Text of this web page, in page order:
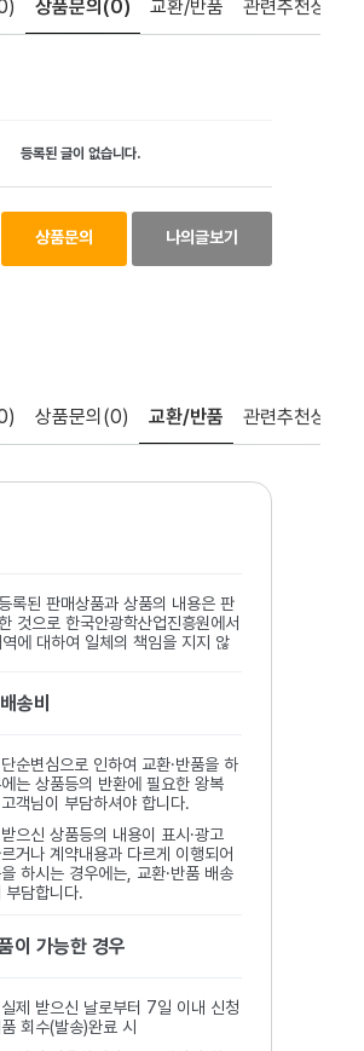
상품문의 (0) 교환/반품 관련추천상품
등록된 글이 없습니다.
상품문의 나의글보기
상품문의 (0) 교환/반품 관련추천상품
록된 판매상품과 상품의 내용은 판
것으로 한국안광학산업진흥원에서
에 대하여 일체의 책임을 지지 않
송비
순변심으로 인하여 교환·반품을 하
는 상품등의 반환에 필요한 왕복
객님이 부담하셔야 합니다.
으신 상품등의 내용이 표시·광고
거나 계약내용과 다르게 이행되어
을 하시는 경우에는, 교환·반품 배송
부담합니다.
이 가능한 경우
제 받으신 날로부터 7일 이내 신청
회수(발송)완료 시